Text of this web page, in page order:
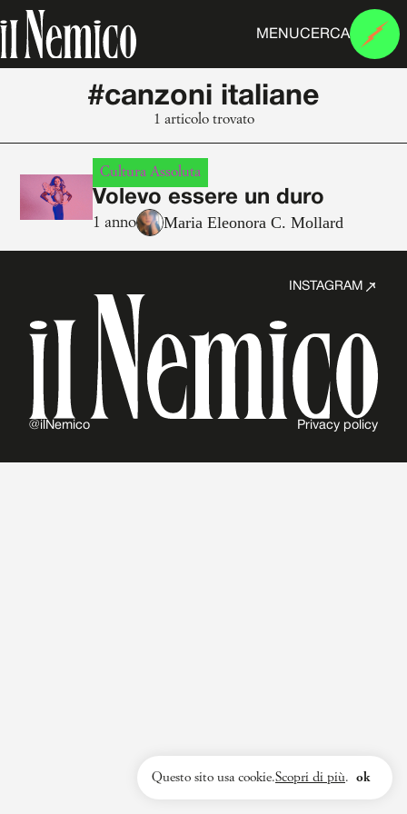
MENUCERCA
#canzoni italiane
1 articolo trovato
Cultura Assoluta
Volevo essere un duro
1 anno Maria Eleonora C. Mollard
INSTAGRAM
@ilNemico Privacy policy
Questo sito usa cookie.Scopri di più. ok